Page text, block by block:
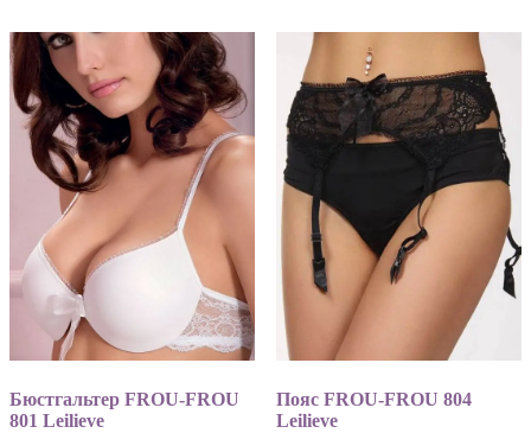
вариаций.
Опции
можно
выбрать
на
странице
товара.
Опции
можно
выбрать
на
странице
товара.
Бюстгальтер FROU-FROU
801 Leilieve
Пояс FROU-FROU 804
Leilieve